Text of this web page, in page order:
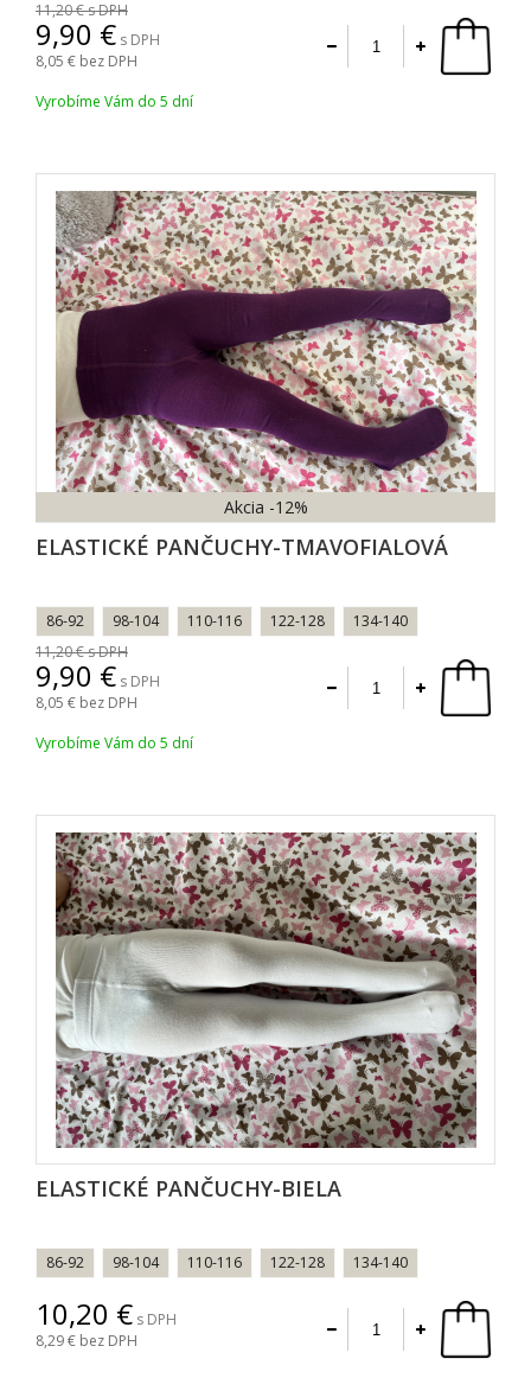
11,20s DPH
9,90
s DPH
8,05 bez DPH
Vyrobíme Vám do 5 dní
ELASTICKÉ PANČUCHY-TMAVOFIALOVÁ
Akcia -12%
86-92 98-104 110-116 122-128
134-140
11,20s DPH
9,90
s DPH
8,05 bez DPH
Vyrobíme Vám do 5 dní
ELASTICKÉ PANČUCHY-BIELA
86-92 98-104 110-116 122-128 134-140
10,20
s DPH
8,29 bez DPH